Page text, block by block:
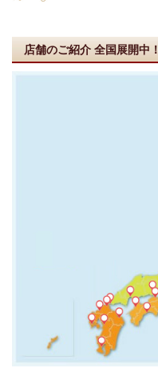
店舗のご紹介 全国展開中！